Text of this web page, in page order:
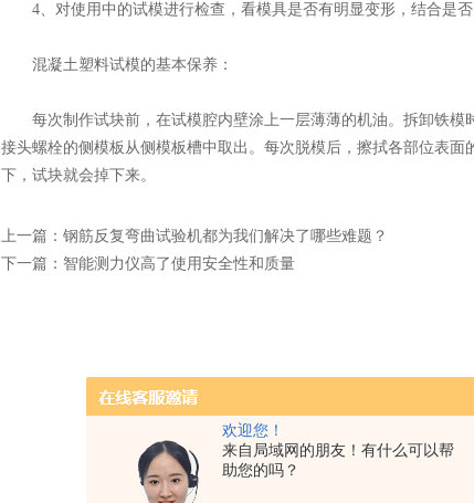
欢迎您！
来自局域网的朋友！有什么可以帮
助您的吗？
4、对使用中的试模进行检查，看模具是否有明显变形，结合是否
混凝土塑料试模的基本保养：
每次制作试块前，在试模腔内壁涂上一层薄薄的机油。拆卸铁模
接头螺栓的侧模板从侧模板槽中取出。每次脱模后，擦拭各部位表
下，试块就会掉下来。
上一篇： 钢筋反复弯曲试验机都为我们解决了哪些难题？
下一篇： 智能测力仪高了使用安全性和质量